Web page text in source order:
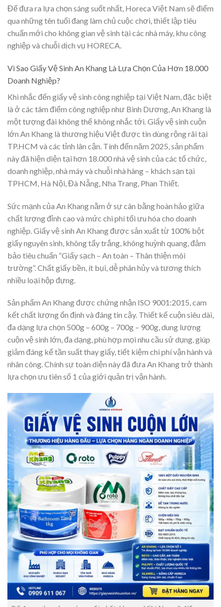
Để đưa ra lựa chọn sáng suốt nhất, Horeca Việt Nam sẽ điểm
qua những tên tuổi đang làm chủ cuộc chơi, thiết lập tiêu
chuẩn mới cho không gian vệ sinh tại các nhà máy, khu công
nghiệp và chuỗi dịch vụ HORECA.
Vì Sao Giấy Vệ Sinh An Khang Là Lựa Chọn Của Hơn 18.000
Doanh Nghiệp?
Khi nhắc đến giấy vệ sinh công nghiệp tại Việt Nam, đặc biệt
là ở các tâm điểm công nghiệp như Bình Dương, An Khang là
một tượng đài không thể không nhắc tới. Giấy vệ sinh cuộn
lớn An Khang là thương hiệu Việt được tin dùng rộng rãi tại
TP.HCM và các tỉnh lân cận. Tính đến năm 2025, sản phẩm
này đã hiện diện tại hơn 18.000 nhà vệ sinh của các tổ chức,
doanh nghiệp, nhà máy và chuỗi nhà hàng – khách sạn tại
TPHCM, Hà Nội, Đà Nẵng, Nha Trang, Phan Thiết.
Sức mạnh của An Khang nằm ở sự cân bằng hoàn hảo giữa
chất lượng đỉnh cao và mức chi phí tối ưu hóa cho doanh
nghiệp. Giấy vệ sinh An Khang được sản xuất từ 100% bột
giấy nguyên sinh, không tẩy trắng, không huỳnh quang, đảm
bảo tiêu chuẩn “Giấy sạch – An toàn – Thân thiện môi
trường”. Chất giấy bền, ít bụi, dễ phân hủy và tương thích
nhiều loại hộp đựng.
Sản phẩm An Khang được chứng nhận ISO 9001:2015, cam
kết chất lượng ổn định và đáng tin cậy. Thiết kế cuộn siêu dài,
đa dạng lựa chọn 500g – 600g – 700g – 900g, dung lượng
cuộn vệ sinh lớn, đa dạng, phù hợp mọi nhu cầu sử dụng, giúp
giảm đáng kể tần suất thay giấy, tiết kiệm chi phí vận hành và
nhân công. Chính sự toàn diện này đã đưa An Khang trở thành
lựa chọn ưu tiên số 1 của giới quản trị vận hành.